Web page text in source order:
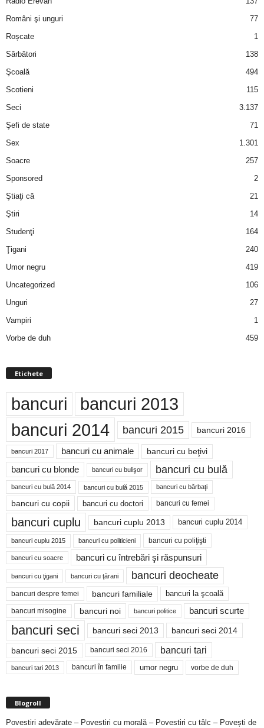
Români şi unguri
77
Roșcate
1
Sărbători
138
Şcoală
494
Scotieni
115
Seci
3.137
Şefi de state
71
Sex
1.301
Soacre
257
Sponsored
2
Ştiaţi că
21
Ştiri
14
Studenţi
164
Ţigani
240
Umor negru
419
Uncategorized
106
Unguri
27
Vampiri
1
Vorbe de duh
459
Etichete
bancuri bancuri 2013
bancuri 2014 bancuri 2015 bancuri 2016
bancuri 2017 bancuri cu animale bancuri cu beţivi
bancuri cu blonde bancuri cu bulişor bancuri cu bulă
bancuri cu bulă 2014 bancuri cu bulă 2015 bancuri cu bărbaţi
bancuri cu copii bancuri cu doctori bancuri cu femei
bancuri cuplu bancuri cuplu 2013 bancuri cuplu 2014
bancuri cuplu 2015 bancuri cu politicieni bancuri cu poliţişti
bancuri cu soacre bancuri cu întrebări şi răspunsuri
bancuri cu ţigani bancuri cu ţărani bancuri deocheate
bancuri despre femei bancuri familiale bancuri la şcoală
bancuri misogine bancuri noi bancuri politice bancuri scurte
bancuri seci bancuri seci 2013 bancuri seci 2014
bancuri seci 2015 bancuri seci 2016 bancuri tari
bancuri tari 2013 bancuri în familie umor negru vorbe de duh
Blogroll
Povestiri adevărate – Povestiri cu morală – Povestiri cu tâlc – Povești de